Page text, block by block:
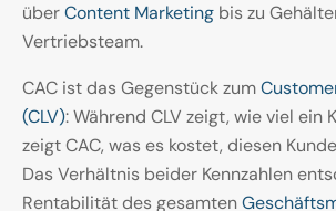
überContent Marketing bis zu
Vertriebsteam.
CAC ist das Gegenstück zum
(CLV): Während CLV zeigt, wie viel ein
zeigt CAC, was es kostet, diesen
Das Verhältnis beider Kennzahlen
Rentabilität des gesamten